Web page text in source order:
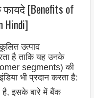
[Benefits of
Hindi]
उत्पाद
है ताकि यह उनके
segments) की
भी प्रदान करता है:
इसके बारे में बैंक